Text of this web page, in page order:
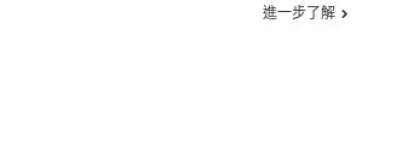
進一步了解